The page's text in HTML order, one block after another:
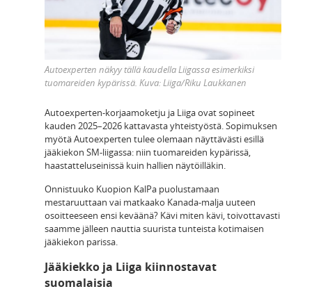
Autoexperten näkyy tällä kaudella Liigassa esimerkiksi
tuomareiden kypärissä. Kuva:Liiga/Riku Laukkanen
Autoexperten-korjaamoketju ja Liiga ovat sopineet
kauden 2025–2026 kattavasta yhteistyöstä. Sopimuksen
myötä Autoexperten tulee olemaan näyttävästi esillä
jääkiekon SM-liigassa: niin tuomareiden kypärissä,
haastatteluseinissä kuin hallien näytöilläkin.
Onnistuuko Kuopion KalPa puolustamaan
mestaruuttaan vai matkaako Kanada-malja uuteen
osoitteeseen ensi keväänä? Kävi miten kävi, toivottavasti
saamme jälleen nauttia suurista tunteista kotimaisen
jääkiekon parissa.
Jääkiekko ja Liiga kiinnostavat
suomalaisia